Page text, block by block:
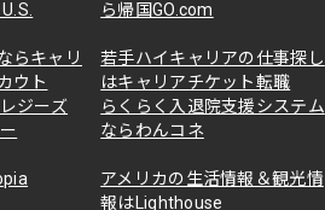
ら帰国GO.com
らキャリ
ウト
若手ハイキャリアの仕事探し
はキャリアチケット転職
ジーズ
らくらく入退院支援システム
ならわんコネ
アメリカの生活情報＆観光情
報はLighthouse